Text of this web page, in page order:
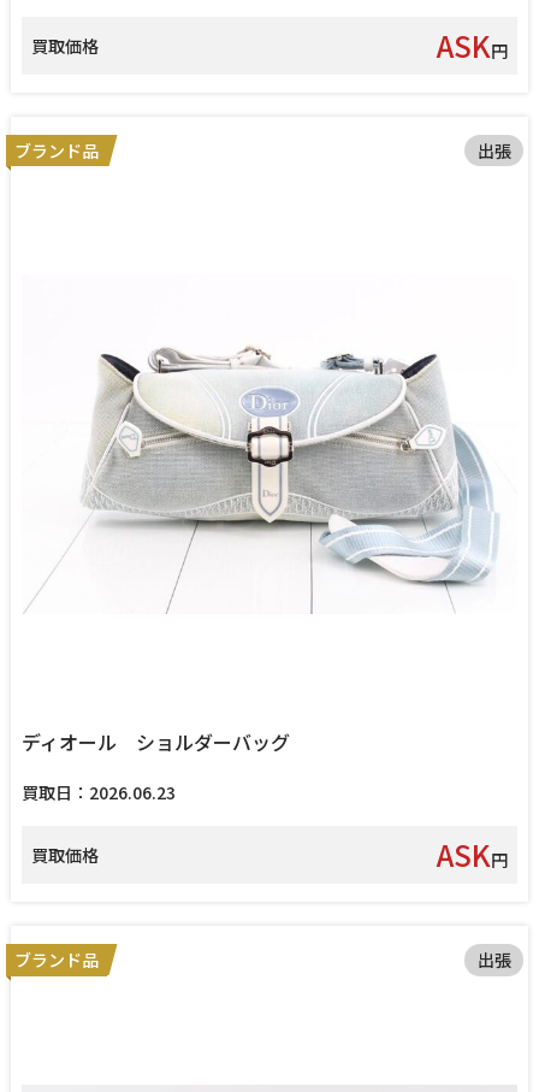
買取価格 ASK円
ブランド品 出張
ディオール ショルダーバッグ
買取日：2026.06.23
買取価格 ASK円
ブランド品 出張